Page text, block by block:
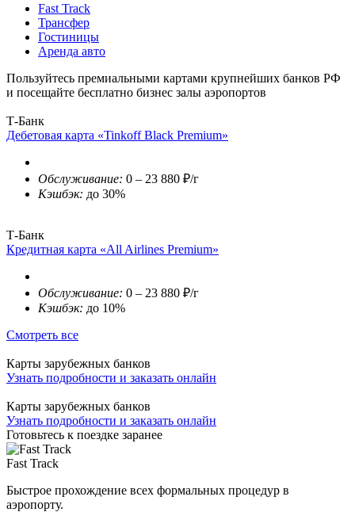
Fast Track
Трансфер
Гостиницы
Аренда авто
Пользуйтесь премиальными картами крупнейших банков РФ
и посещайте бесплатно бизнес залы аэропортов
Т-Банк
Дебетовая карта «Tinkoff Black Premium»
Обслуживание: 0 – 23 880 ₽/г
Кэшбэк: до 30%
Т-Банк
Кредитная карта «All Airlines Premium»
Обслуживание: 0 – 23 880 ₽/г
Кэшбэк: до 10%
Смотреть все
Карты зарубежных банков
Узнать подробности и заказать онлайн
Карты зарубежных банков
Узнать подробности и заказать онлайн
Готовьтесь к поездке заранее
Fast Track
Быстрое прохождение всех формальных процедур в
аэропорту.